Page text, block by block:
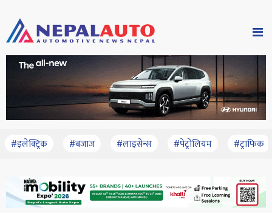
#इलेक्ट्रिक #बजाज #लाइसेन्स #पेट्रोलियम #ट्राफिक